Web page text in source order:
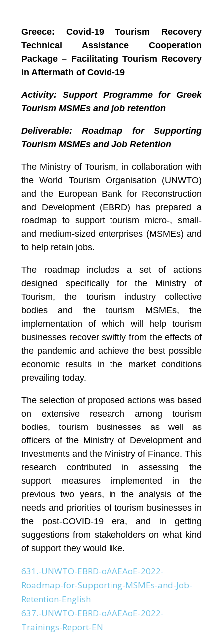
Greece: Covid-19 Tourism Recovery
Technical Assistance Cooperation
Package – Facilitating Tourism Recovery
in Aftermath of Covid-19
Activity: Support Programme for Greek
Tourism MSMEs and job retention
Deliverable: Roadmap for Supporting
Tourism MSMEs and Job Retention
The Ministry of Tourism, in collaboration with
the World Tourism Organisation (UNWTO)
and the European Bank for Reconstruction
and Development (EBRD) has prepared a
roadmap to support tourism micro-, small-
and medium-sized enterprises (MSMEs) and
to help retain jobs.
The roadmap includes a set of actions
designed specifically for the Ministry of
Tourism, the tourism industry collective
bodies and the tourism MSMEs, the
implementation of which will help tourism
businesses recover swiftly from the effects of
the pandemic and achieve the best possible
economic results in the market conditions
prevailing today.
The selection of proposed actions was based
on extensive research among tourism
bodies, tourism businesses as well as
officers of the Ministry of Development and
Investments and the Ministry of Finance. This
research contributed in assessing the
support measures implemented in the
previous two years, in the analysis of the
needs and priorities of tourism businesses in
the post-COVID-19 era, and in getting
suggestions from stakeholders on what kind
of support they would like.
631.-UNWTO-EBRD-oAAEAoE-2022-
Roadmap-for-Supporting-MSMEs-and-Job-
Retention-English
637.-UNWTO-EBRD-oAAEAoE-2022-
Trainings-Report-EN